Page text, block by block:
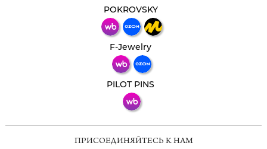
POKROVSKY
F-Jewelry
PILOT PINS
ПРИСОЕДИНЯЙТЕСЬ К НАМ